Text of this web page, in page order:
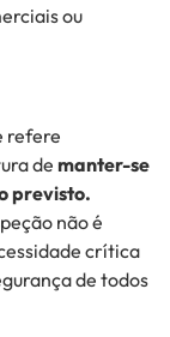
ou
refere
de manter-se
previsto.
não é
crítica
de todos